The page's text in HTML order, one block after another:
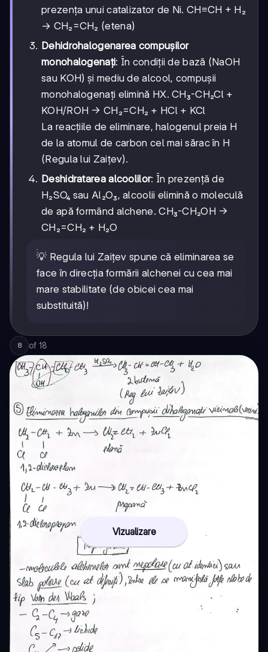
prezența unui catalizator de Ni. CH≡CH + H₂
→ CH₂=CH₂ (etena)
Dehidrohalogenarea compușilor
monohalogenați: În condiții de bază (NaOH
sau KOH) și mediu de alcool, compușii
monohalogenați elimină HX. CH₃-CH₂Cl +
KOH/ROH → CH₂=CH₂ + HCl + KCl
La reacțiile de eliminare, halogenul preia H
de la atomul de carbon cel mai sărac în H
(Regula lui Zaițev).
Deshidratarea alcoolilor: În prezență de
H₂SO₄ sau Al₂O₃, alcoolii elimină o moleculă
de apă formând alchene. CH₃-CH₂OH →
CH₂=CH₂ + H₂O
💡 Regula lui Zaițev spune că eliminarea se
face în direcția formării alchenei cu cea mai
mare stabilitate (de obicei cea mai
substituită)!
8 of 18
Vizualizare